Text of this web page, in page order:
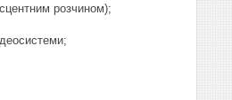
розчином);